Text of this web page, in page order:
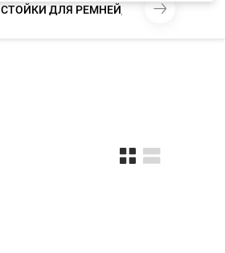
СТОЙКИ ДЛЯ РЕМНЕЙ, РУБАШЕК,